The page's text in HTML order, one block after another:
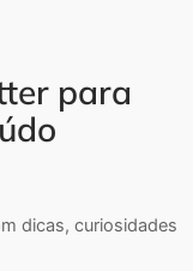
para
dicas, curiosidades